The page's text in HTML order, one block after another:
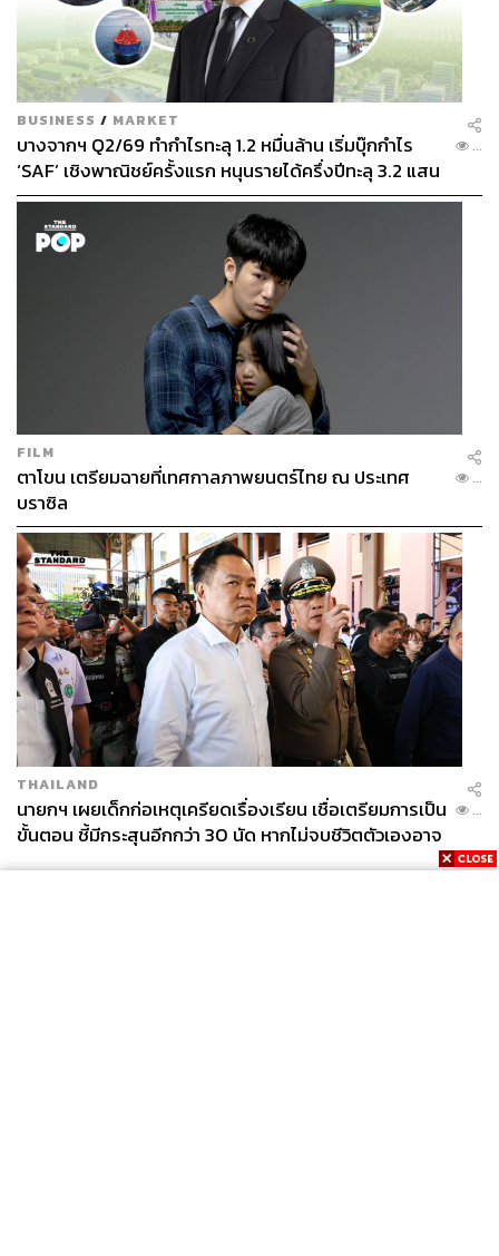
BUSINESS / MARKET
บางจากฯ Q2/69 ทำกำไรทะลุ 1.2 หมื่นล้าน เริ่มบุ๊กกำไร
‘SAF’ เชิงพาณิชย์ครั้งแรก หนุนรายได้ครึ่งปีทะลุ 3.2 แสน
ล้าน
...
FILM
ตาโขน เตรียมฉายที่เทศกาลภาพยนตร์ไทย ณ ประเทศ
บราซิล
...
THAILAND
นายกฯ เผยเด็กก่อเหตุเครียดเรื่องเรียน เชื่อเตรียมการเป็น
ขั้นตอน ชี้มีกระสุนอีกกว่า 30 นัด หากไม่จบชีวิตตัวเองอาจ
สูญเสียเพิ่ม
...